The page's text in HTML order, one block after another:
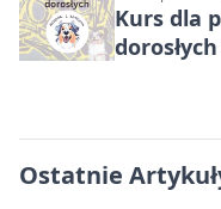
Kurs dla
Ostatnie